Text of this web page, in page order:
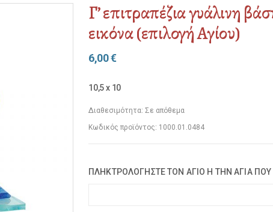
Γ’ επιτραπέζια γυάλινη
εικόνα (επιλογή Αγίου)
6,00€
10,5 x 10
Διαθεσιμότητα: Σε απόθεμα
Κωδικός προϊόντος: 1000.01.0484
ΠΛΗΚΤΡΟΛΟΓΗΣΤΕ ΤΟΝ ΑΓΙΟ Η ΤΗΝ ΑΓΙΑ ΠΟΥ